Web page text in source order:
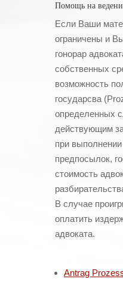
Помощь на
Если Ваши
ограничены и
гонорар
собственных
возможность
государсва
определенных
действующим
при
предпосылок,
стоимость
В случае
оплатить
адвоката.
Antrag